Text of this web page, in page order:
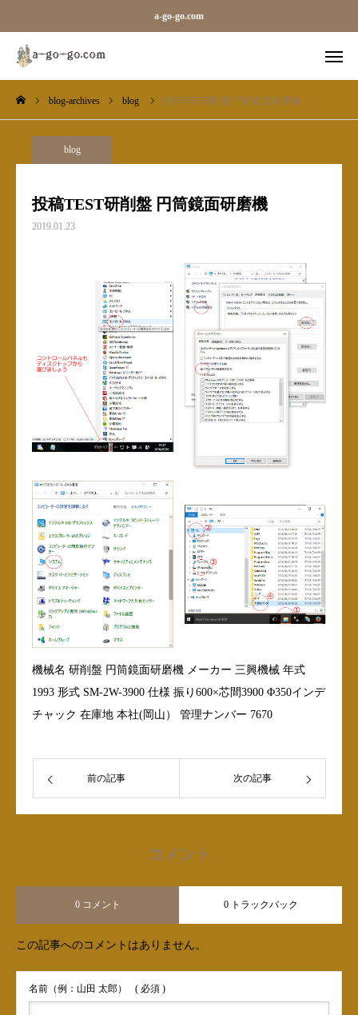
a-go-go.com
blog-archives blog 投稿TEST研削盤 円筒鏡面研磨機
blog
投稿TEST研削盤 円筒鏡面研磨機
2019.01.23
機械名 研削盤 円筒鏡面研磨機 メーカー 三興機械 年式
1993 形式 SM-2W-3900 仕様 振り600×芯間3900 Φ350インデ
チャック 在庫地 本社(岡山） 管理ナンバー 7670
前の記事 次の記事
コメント
0 コメント 0 トラックバック
この記事へのコメントはありません。
名前（例：山田 太郎） ( 必須 )
外字一覧 旧字一覧
お知らせ